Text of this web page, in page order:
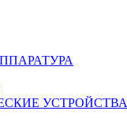
УСТРОЙСТВА